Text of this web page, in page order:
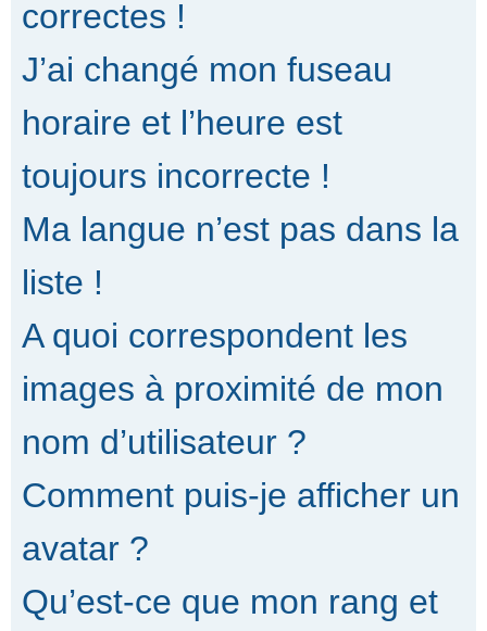
correctes !
J’ai changé mon fuseau
horaire et l’heure est
toujours incorrecte !
Ma langue n’est pas dans la
liste !
A quoi correspondent les
images à proximité de mon
nom d’utilisateur ?
Comment puis-je afficher un
avatar ?
Qu’est-ce que mon rang et